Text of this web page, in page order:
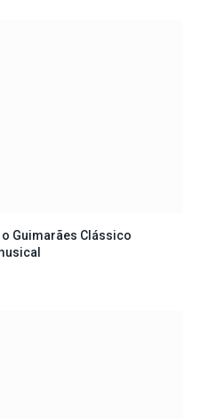
Guimarães Clássico